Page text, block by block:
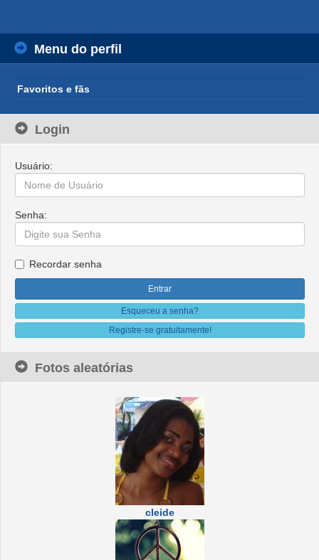
Menu do perfil
Favoritos e fãs
Login
Usuário:
Senha:
Recordar senha
Esqueceu a senha?
Registre-se gratuitamente!
Fotos aleatórias
cleide